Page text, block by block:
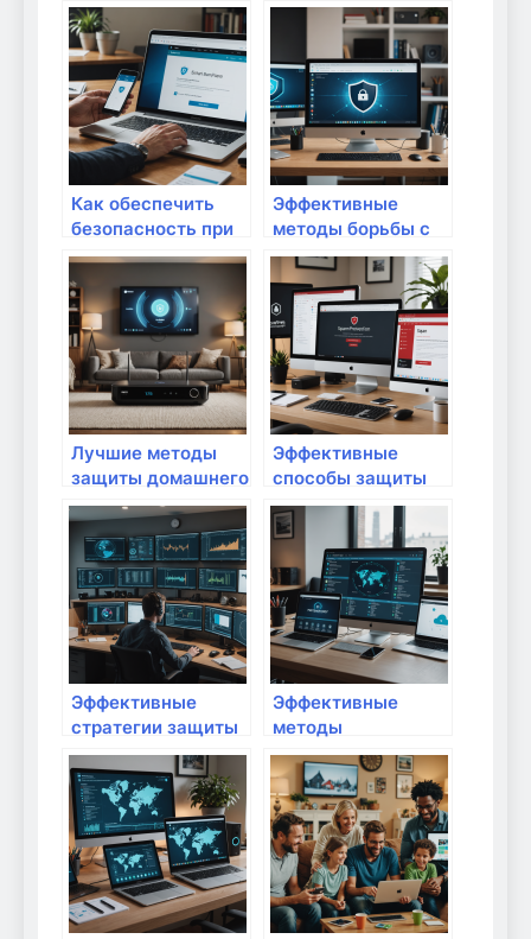
кибертравмами на
домашнем
устройстве:
защита вашего
интернет-
пространства
безопасности в
сети для онлайн-
игр дома: защитите
игровое
пространство
Как обеспечить
безопасность при
онлайн-платежах и
покупках: полное
руководство
Эффективные
методы борьбы с
вредоносным ПО в
домашней сети:
защита и
профилактика
Лучшие методы
защиты домашнего
Wi-Fi от
несанкционированного
доступа: как
обеспечить
безопасность
своей сети
Эффективные
способы защиты
домашнего
почтового ящика
от спам-атаки:
полное
руководство
Эффективные
стратегии защиты
домашних сетей от
DDoS-атак и
киберугроз: полное
руководство
Эффективные
методы
обнаружения и
устранения
вредоносных
скриптов в
домашней сети:
полный гид